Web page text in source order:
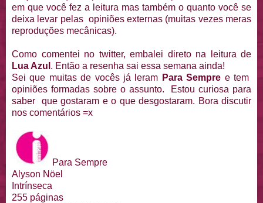
em que você fez a leitura mas também o quanto você se
deixa levar pelas opiniões externas (muitas vezes meras
reproduções mecânicas).
Como comentei no twitter, embalei direto na leitura de
Lua Azul . Então a resenha sai essa semana ainda!
Sei que muitas de vocês já leram Para Sempre e tem
opiniões formadas sobre o assunto. Estou curiosa para
saber que gostaram e o que desgostaram. Bora discutir
nos comentários =x
Para Sempre
Alyson Nöel
Intrínseca
255 páginas